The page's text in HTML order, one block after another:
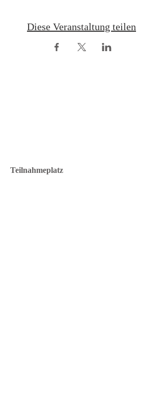
Diese Veranstaltung teilen
Teilnahmeplatz